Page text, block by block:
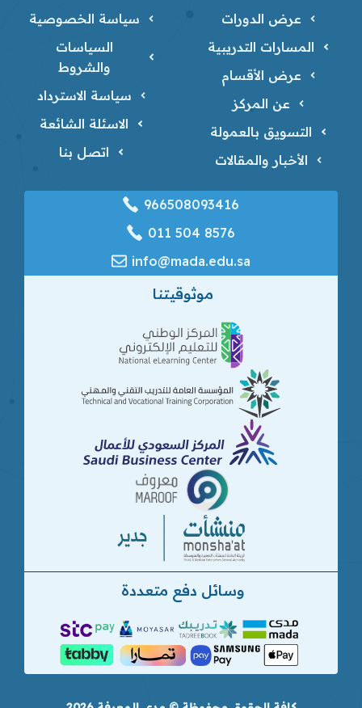
عرض الدورات
المسارات التدريبية
عرض الأقسام
عن المركز
التسويق بالعمولة
الأخبار والمقالات
سياسة الخصوصية
السياسات
والشروط
سياسة الاسترداد
الاسئلة الشائعة
اتصل بنا
966508093416
‎011 504 8576
info@mada.edu.sa
موثوقيتنا
وسائل دفع متعددة